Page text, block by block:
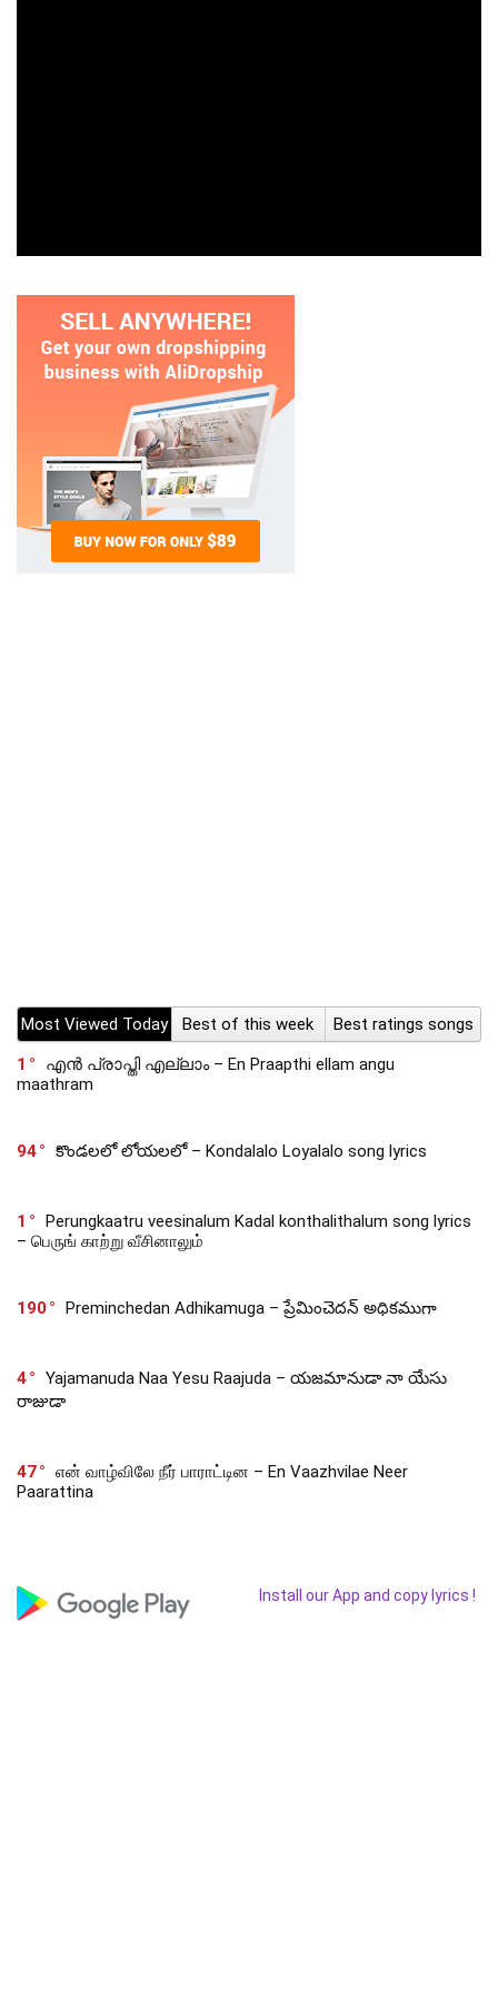
Most Viewed Today Best of this week
Best ratings songs
1
എൻ പ്രാപ്തി എല്ലാം – En Praapthi ellam angu
maathram
94 కొండలలో లోయలలో – Kondalalo Loyalalo song lyrics
1
Perungkaatru veesinalum Kadal konthalithalum song lyrics
– பெருங் காற்று வீசினாலும்
190 Preminchedan Adhikamuga – ప్రేమించెదన్ అధికముగా
4
Yajamanuda Naa Yesu Raajuda – యజమానుడా నా యేసు
రాజుడా
47
என் வாழ்விலே நீர் பாராட்டின – En Vaazhvilae Neer
Paarattina
Install our App and copy lyrics !